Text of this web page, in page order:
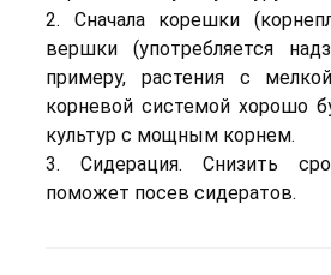
2. Сначала корешки
вершки (употребляется
примеру, растения с
корневой системой хорошо
культур с мощным корнем.
3. Сидерация. Снизить
поможет посев сидератов.